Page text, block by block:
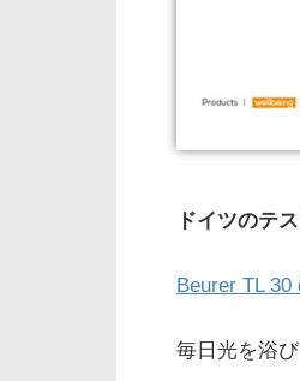
ドイツのテ
Beurer TL
毎日光を浴び